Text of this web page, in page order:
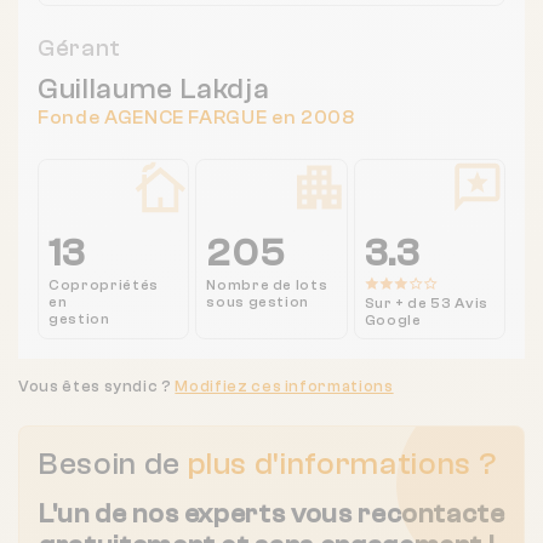
Gérant
Guillaume Lakdja
Fonde AGENCE FARGUE en 2008
13
Copropriétés
en
gestion
205
Nombre de lots
sous gestion
3.3
Sur + de 53 Avis
Google
Besoin de plus d'informations ?
L'un de nos experts vous recontacte
Vous êtes syndic ? Modifiez ces informations